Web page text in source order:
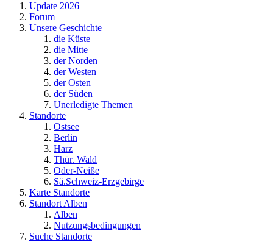
Update 2026
Forum
Unsere Geschichte
die Küste
die Mitte
der Norden
der Westen
der Osten
der Süden
Unerledigte Themen
Standorte
Ostsee
Berlin
Harz
Thür. Wald
Oder-Neiße
Sä.Schweiz-Erzgebirge
Karte Standorte
Standort Alben
Alben
Nutzungsbedingungen
Suche Standorte